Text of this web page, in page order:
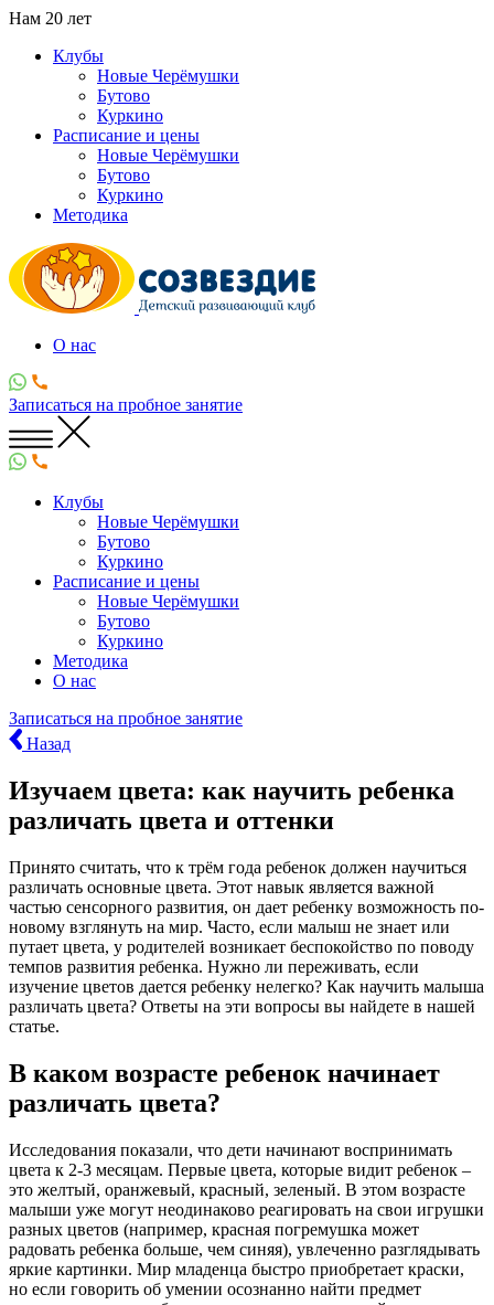
Нам 20 лет
Клубы
Новые Черёмушки
Бутово
Куркино
Расписание и цены
Новые Черёмушки
Бутово
Куркино
Методика
О нас
Записаться на пробное занятие
Клубы
Новые Черёмушки
Бутово
Куркино
Расписание и цены
Новые Черёмушки
Бутово
Куркино
Методика
О нас
Записаться на пробное занятие
Назад
Изучаем цвета: как научить ребенка
различать цвета и оттенки
Принято считать, что к трём года ребенок должен научиться
различать основные цвета. Этот навык является важной
частью сенсорного развития, он дает ребенку возможность по-
новому взглянуть на мир. Часто, если малыш не знает или
путает цвета, у родителей возникает беспокойство по поводу
темпов развития ребенка. Нужно ли переживать, если
изучение цветов дается ребенку нелегко? Как научить малыша
различать цвета? Ответы на эти вопросы вы найдете в нашей
статье.
В каком возрасте ребенок начинает
различать цвета?
Исследования показали, что дети начинают воспринимать
цвета к 2-3 месяцам. Первые цвета, которые видит ребенок –
это желтый, оранжевый, красный, зеленый. В этом возрасте
малыши уже могут неодинаково реагировать на свои игрушки
разных цветов (например, красная погремушка может
радовать ребенка больше, чем синяя), увлеченно разглядывать
яркие картинки. Мир младенца быстро приобретает краски,
но если говорить об умении осознанно найти предмет